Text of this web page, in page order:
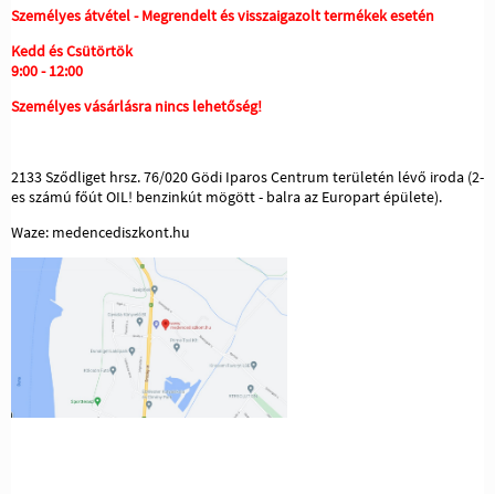
Személyes átvétel - Megrendelt és visszaigazolt termékek esetén
Kedd és Csütörtök
9:00 - 12:00
Személyes vásárlásra nincs lehetőség!
2133 Sződliget hrsz. 76/020 Gödi Iparos Centrum területén lévő iroda (2-
es számú főút OIL! benzinkút mögött - balra az Europart épülete).
Waze: medencediszkont.hu